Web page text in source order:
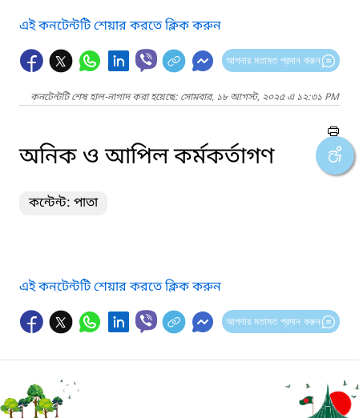
এই কনটেন্টটি শেয়ার করতে ক্লিক করুন
আপনার মতামত প্রদান করুন
কনটেন্টটি শেষ হাল-নাগাদ করা হয়েছে: সোমবার, ১৮ আগস্ট, ২০২৫ এ ১২:৩১ PM
অনিক ও আপিল কর্মকর্তাগণ
কন্টেন্ট: পাতা
এই কনটেন্টটি শেয়ার করতে ক্লিক করুন
আপনার মতামত প্রদান করুন